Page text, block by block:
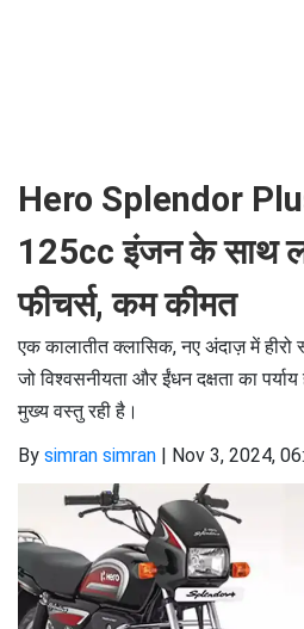
Hero Splendor
125cc इंजन के साथ
फीचर्स, कम कीमत
एक कालातीत क्लासिक, नए अंदाज़ में
जो विश्वसनीयता और ईंधन दक्षता का
मुख्य वस्तु रही है।
By simran simran | Nov 3, 2024,